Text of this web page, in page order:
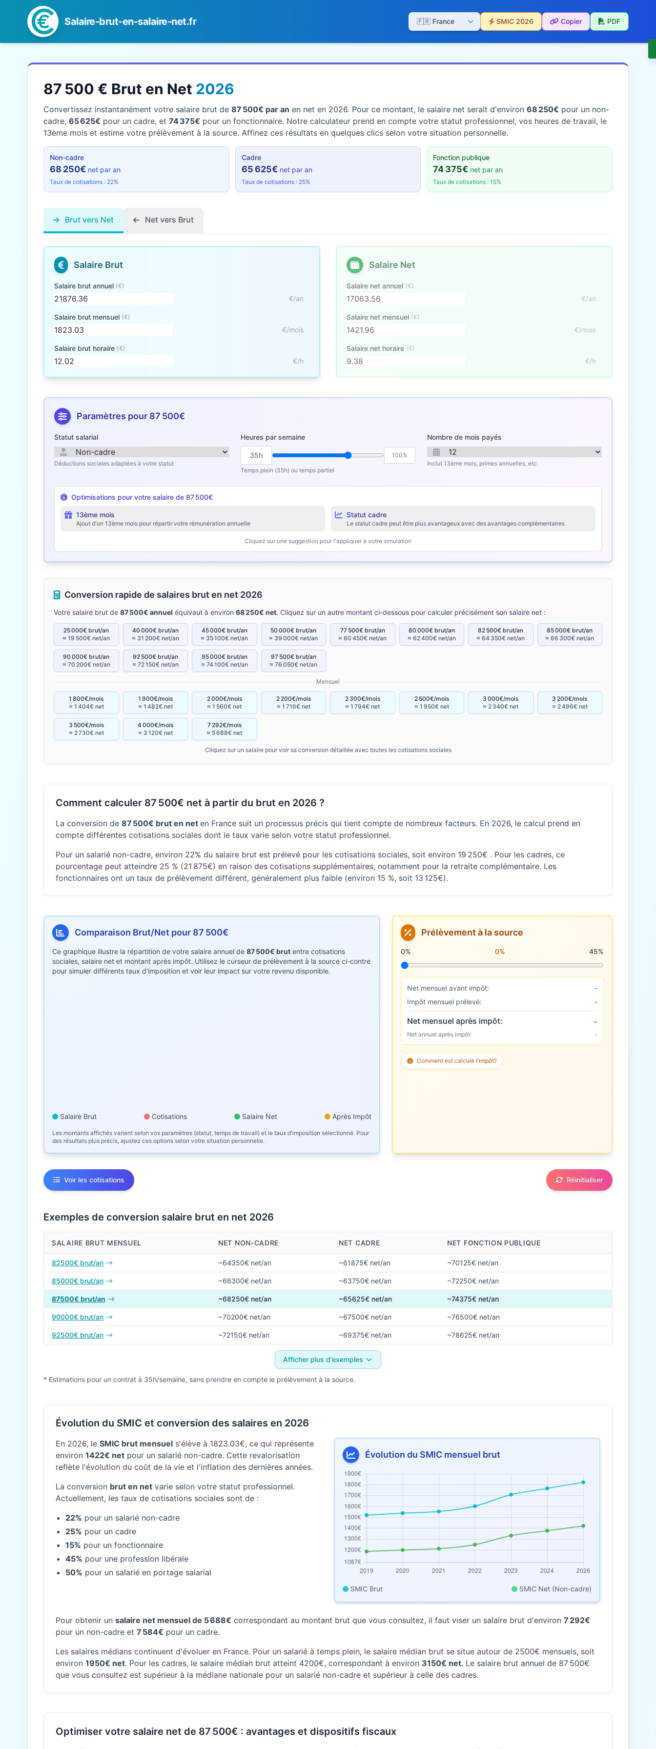
Salaire-brut-en-salaire-net.fr SMIC 2026 Copier PDF
87 500 € Brut en Net 2026
Convertissez instantanément votre salaire brut de 87 500€ par an en net en 2026. Pour ce montant, le salaire net serait d'environ 68 250€ pour un non-
cadre, 65 625€ pour un cadre, et 74 375€ pour un fonctionnaire. Notre calculateur prend en compte votre statut professionnel, vos heures de travail, le
13ème mois et estime votre prélèvement à la source. Affinez ces résultats en quelques clics selon votre situation personnelle.
Non-cadre
68 250€ net par an
Taux de cotisations : 22%
Cadre
65 625€ net par an
Taux de cotisations : 25%
Fonction publique
74 375€ net par an
Taux de cotisations : 15%
Brut vers Net Net vers Brut
Salaire Brut
Salaire brut annuel (€)
€/an
Salaire brut mensuel (€)
€/mois
Salaire brut horaire (€)
€/h
Salaire Net
Salaire net annuel (€)
€/an
Salaire net mensuel (€)
€/mois
Salaire net horaire (€)
€/h
Paramètres pour 87 500€
Statut salarial
Déductions sociales adaptées à votre statut
Heures par semaine
35h 100%
Temps plein (35h) ou temps partiel
Nombre de mois payés
Inclut 13ème mois, primes annuelles, etc.
Optimisations pour votre salaire de 87 500€
13ème mois
Ajout d'un 13ème mois pour répartir votre rémunération annuelle
Statut cadre
Le statut cadre peut être plus avantageux avec des avantages complémentaires
Cliquez sur une suggestion pour l'appliquer à votre simulation
Conversion rapide de salaires brut en net 2026
Votre salaire brut de 87 500€ annuel équivaut à environ 68 250€ net. Cliquez sur un autre montant ci-dessous pour calculer précisément son salaire net :
25 000€ brut/an
≈ 19 500€ net/an
40 000€ brut/an
≈ 31 200€ net/an
45 000€ brut/an
≈ 35 100€ net/an
50 000€ brut/an
≈ 39 000€ net/an
77 500€ brut/an
≈ 60 450€ net/an
80 000€ brut/an
≈ 62 400€ net/an
82 500€ brut/an
≈ 64 350€ net/an
85 000€ brut/an
≈ 66 300€ net/an
90 000€ brut/an
≈ 70 200€ net/an
92 500€ brut/an
≈ 72 150€ net/an
95 000€ brut/an
≈ 74 100€ net/an
97 500€ brut/an
≈ 76 050€ net/an
Mensuel
1 800€/mois
≈ 1 404€ net
1 900€/mois
≈ 1 482€ net
2 000€/mois
≈ 1 560€ net
2 200€/mois
≈ 1 716€ net
2 300€/mois
≈ 1 794€ net
2 500€/mois
≈ 1 950€ net
3 000€/mois
≈ 2 340€ net
3 200€/mois
≈ 2 496€ net
3 500€/mois
≈ 2 730€ net
4 000€/mois
≈ 3 120€ net
7 292€/mois
≈ 5 688€ net
Cliquez sur un salaire pour voir sa conversion détaillée avec toutes les cotisations sociales
Comment calculer 87 500€ net à partir du brut en 2026 ?
La conversion de 87 500€ brut en net en France suit un processus précis qui tient compte de nombreux facteurs. En 2026, le calcul prend en
compte différentes cotisations sociales dont le taux varie selon votre statut professionnel.
Pour un salarié non-cadre, environ 22% du salaire brut est prélevé pour les cotisations sociales, soit environ 19 250€ . Pour les cadres, ce
pourcentage peut atteindre 25 % (21 875€) en raison des cotisations supplémentaires, notamment pour la retraite complémentaire. Les
fonctionnaires ont un taux de prélèvement différent, généralement plus faible (environ 15 %, soit 13 125€).
Comparaison Brut/Net pour 87 500€
Ce graphique illustre la répartition de votre salaire annuel de 87 500€ brut entre cotisations
sociales, salaire net et montant après impôt. Utilisez le curseur de prélèvement à la source ci-contre
pour simuler différents taux d'imposition et voir leur impact sur votre revenu disponible.
Salaire Brut Cotisations Salaire Net Après Impôt
Les montants affichés varient selon vos paramètres (statut, temps de travail) et le taux d'imposition sélectionné. Pour
des résultats plus précis, ajustez ces options selon votre situation personnelle.
Prélèvement à la source
Taux de prélèvement à la source
0% 0% 45%
Net mensuel avant impôt:
-
Impôt mensuel prélevé:
-
Net mensuel après impôt: -
Net annuel après impôt: -
Comment est calculé l'impôt?
Voir les cotisations Réinitialiser
Exemples de conversion salaire brut en net 2026
Conversions de salaire brut en net en 2026
SALAIRE BRUT MENSUEL NET NON-CADRE NET CADRE NET FONCTION PUBLIQUE
82500€ brut/an ~64350€ net/an ~61875€ net/an ~70125€ net/an
85000€ brut/an ~66300€ net/an ~63750€ net/an ~72250€ net/an
87500€ brut/an ~68250€ net/an ~65625€ net/an ~74375€ net/an
90000€ brut/an ~70200€ net/an ~67500€ net/an ~76500€ net/an
92500€ brut/an ~72150€ net/an ~69375€ net/an ~78625€ net/an
Afficher plus d'exemples
* Estimations pour un contrat à 35h/semaine, sans prendre en compte le prélèvement à la source.
Évolution du SMIC et conversion des salaires en 2026
En 2026, le SMIC brut mensuel s'élève à 1823.03€, ce qui représente
environ 1422€ net pour un salarié non-cadre. Cette revalorisation
reflète l'évolution du coût de la vie et l'inflation des dernières années.
La conversion brut en net varie selon votre statut professionnel.
Actuellement, les taux de cotisations sociales sont de :
22% pour un salarié non-cadre
25% pour un cadre
15% pour un fonctionnaire
45% pour une profession libérale
50% pour un salarié en portage salarial
Évolution du SMIC mensuel brut
SMIC Brut SMIC Net (Non-cadre)
Pour obtenir un salaire net mensuel de 5 688€ correspondant au montant brut que vous consultez, il faut viser un salaire brut d'environ 7 292€
pour un non-cadre et 7 584€ pour un cadre.
Les salaires médians continuent d'évoluer en France. Pour un salarié à temps plein, le salaire médian brut se situe autour de 2500€ mensuels, soit
environ 1950€ net. Pour les cadres, le salaire médian brut atteint 4200€, correspondant à environ 3150€ net. Le salaire brut annuel de 87 500€
que vous consultez est supérieur à la médiane nationale pour un salarié non-cadre et supérieur à celle des cadres.
Optimiser votre salaire net de 87 500€ : avantages et dispositifs fiscaux